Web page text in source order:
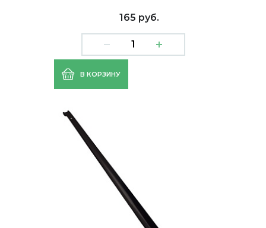
165 руб.
В КОРЗИНУ